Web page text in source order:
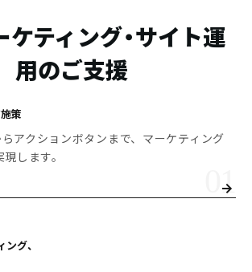
ティング・サイト運
用のご支援
策
アクションボタンまで、マーケティング
します。
グ、